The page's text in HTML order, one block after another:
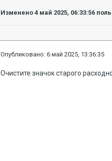
Изменено4 май 2025, 06:33:56
Опубликовано:6 май 2025, 13:36:35
Очистите значок старого